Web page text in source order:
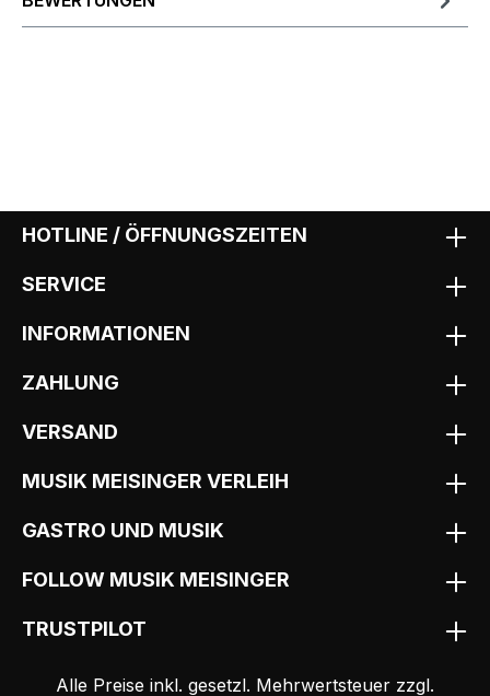
HOTLINE / ÖFFNUNGSZEITEN
SERVICE
INFORMATIONEN
ZAHLUNG
VERSAND
MUSIK MEISINGER VERLEIH
GASTRO UND MUSIK
FOLLOW MUSIK MEISINGER
TRUSTPILOT
Alle Preise inkl. gesetzl. Mehrwertsteuer zzgl.